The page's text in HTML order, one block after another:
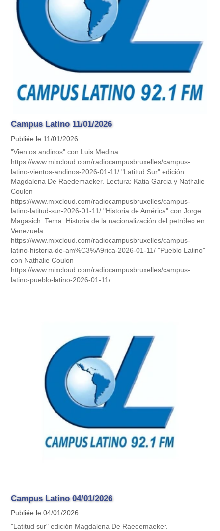
Campus Latino 11/01/2026
Publiée le 11/01/2026
"Vientos andinos" con Luis Medina
https://www.mixcloud.com/radiocampusbruxelles/campus-
latino-vientos-andinos-2026-01-11/ "Latitud Sur" edición
Magdalena De Raedemaeker. Lectura: Katia Garcia y Nathalie
Coulon
https://www.mixcloud.com/radiocampusbruxelles/campus-
latino-latitud-sur-2026-01-11/ "Historia de América" con Jorge
Magasich. Tema: Historia de la nacionalización del petróleo en
Venezuela
https://www.mixcloud.com/radiocampusbruxelles/campus-
latino-historia-de-am%C3%A9rica-2026-01-11/ "Pueblo Latino"
con Nathalie Coulon
https://www.mixcloud.com/radiocampusbruxelles/campus-
latino-pueblo-latino-2026-01-11/
Campus Latino 04/01/2026
Publiée le 04/01/2026
"Latitud sur" edición Magdalena De Raedemaeker.